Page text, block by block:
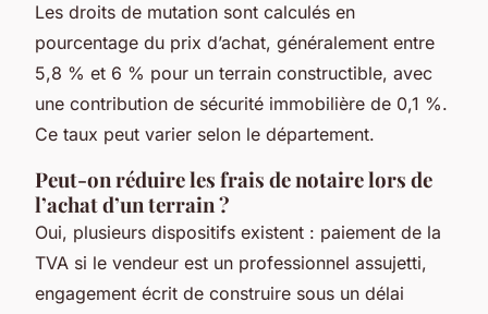
Les droits de mutation sont calculés en
pourcentage du prix d’achat, généralement entre
5,8 % et 6 % pour un terrain constructible, avec
une contribution de sécurité immobilière de 0,1 %.
Ce taux peut varier selon le département.
Peut-on réduire les frais de notaire lors de
l’achat d’un terrain ?
Oui, plusieurs dispositifs existent : paiement de la
TVA si le vendeur est un professionnel assujetti,
engagement écrit de construire sous un délai